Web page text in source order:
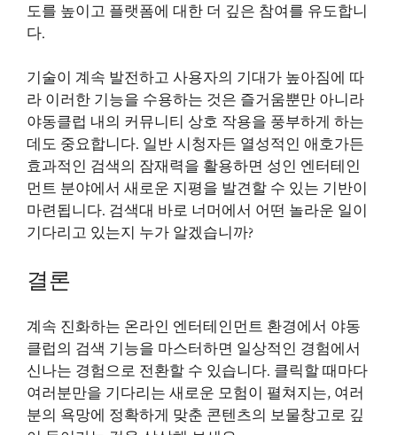
도를 높이고 플랫폼에 대한 더 깊은 참여를 유도합니
다.
기술이 계속 발전하고 사용자의 기대가 높아짐에 따
라 이러한 기능을 수용하는 것은 즐거움뿐만 아니라
야동클럽 내의 커뮤니티 상호 작용을 풍부하게 하는
데도 중요합니다. 일반 시청자든 열성적인 애호가든
효과적인 검색의 잠재력을 활용하면 성인 엔터테인
먼트 분야에서 새로운 지평을 발견할 수 있는 기반이
마련됩니다. 검색대 바로 너머에서 어떤 놀라운 일이
기다리고 있는지 누가 알겠습니까?
결론
계속 진화하는 온라인 엔터테인먼트 환경에서 야동
클럽의 검색 기능을 마스터하면 일상적인 경험에서
신나는 경험으로 전환할 수 있습니다. 클릭할 때마다
여러분만을 기다리는 새로운 모험이 펼쳐지는, 여러
분의 욕망에 정확하게 맞춘 콘텐츠의 보물창고로 깊